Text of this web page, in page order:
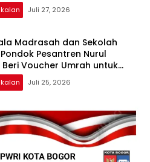
Juli 27, 2026
Madrasah dan Sekolah
Pesantren Nurul
Voucher Umrah untuk
TugasJuli 25, 2026